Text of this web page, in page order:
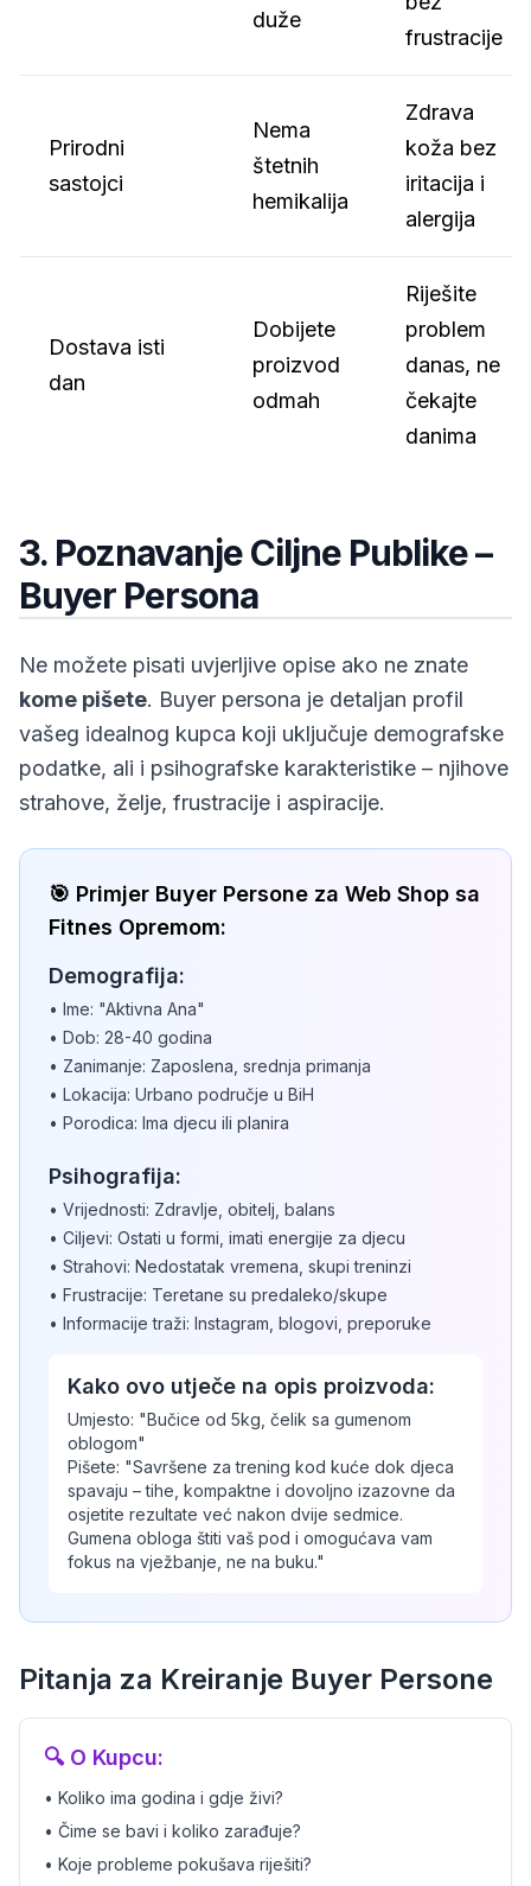
duže
frustracije
Prirodni
sastojci
Nema
štetnih
hemikalija
Zdrava
koža bez
iritacija i
alergija
Dostava isti
dan
Dobijete
proizvod
odmah
Riješite
problem
danas, ne
čekajte
danima
3. Poznavanje Ciljne Publike –
Buyer Persona
Ne možete pisati uvjerljive opise ako ne znate
kome pišete. Buyer persona je detaljan profil
vašeg idealnog kupca koji uključuje demografske
podatke, ali i psihografske karakteristike – njihove
strahove, želje, frustracije i aspiracije.
🎯 Primjer Buyer Persone za Web Shop sa
Fitnes Opremom:
Demografija:
• Ime: "Aktivna Ana"
• Dob: 28-40 godina
• Zanimanje: Zaposlena, srednja primanja
• Lokacija: Urbano područje u BiH
• Porodica: Ima djecu ili planira
Psihografija:
• Vrijednosti: Zdravlje, obitelj, balans
• Ciljevi: Ostati u formi, imati energije za djecu
• Strahovi: Nedostatak vremena, skupi treninzi
• Frustracije: Teretane su predaleko/skupe
• Informacije traži: Instagram, blogovi, preporuke
Kako ovo utječe na opis proizvoda:
Umjesto: "Bučice od 5kg, čelik sa gumenom
oblogom"
Pišete: "Savršene za trening kod kuće dok djeca
spavaju – tihe, kompaktne i dovoljno izazovne da
osjetite rezultate već nakon dvije sedmice.
Gumena obloga štiti vaš pod i omogućava vam
fokus na vježbanje, ne na buku."
Pitanja za Kreiranje Buyer Persone
🔍 O Kupcu:
• Koliko ima godina i gdje živi?
• Čime se bavi i koliko zarađuje?
• Koje probleme pokušava riješiti?